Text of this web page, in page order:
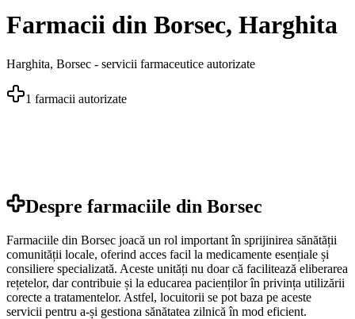
Farmacii din Borsec, Harghita
Harghita, Borsec - servicii farmaceutice autorizate
1 farmacii autorizate
Despre farmaciile din Borsec
Farmaciile din Borsec joacă un rol important în sprijinirea sănătății
comunității locale, oferind acces facil la medicamente esențiale și
consiliere specializată. Aceste unități nu doar că facilitează eliberarea
rețetelor, dar contribuie și la educarea pacienților în privința utilizării
corecte a tratamentelor. Astfel, locuitorii se pot baza pe aceste
servicii pentru a-și gestiona sănătatea zilnică în mod eficient.